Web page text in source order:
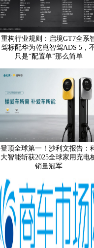
重构行业规则：启境GT7全系
驾标配华为乾崑智驾ADS 5，
只是“配置单”那么简单
登顶全球第一！沙利文报告：
大智能斩获2025全球家用充电
销量冠军